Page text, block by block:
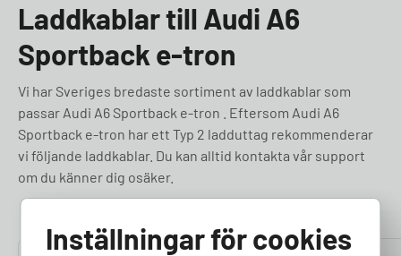
Laddkablar till Audi A6
Sportback e-tron
Vi har Sveriges bredaste sortiment av laddkablar som
passar Audi A6 Sportback e-tron . Eftersom Audi A6
Sportback e-tron har ett Typ 2 ladduttag rekommenderar
vi följande laddkablar. Du kan alltid kontakta vår support
om du känner dig osäker.
Inställningar för cookies